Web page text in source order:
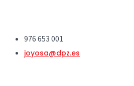
976 653 001
joyosa@dpz.es